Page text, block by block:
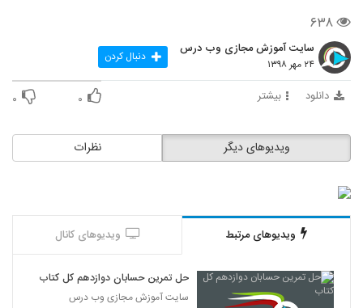
۶۳۸
سایت آموزش مجازی وب درس
۲۴ مهر ۱۳۹۸ دنبال کردن
دانلود بیشتر ۰ ۰
نظرات ویدیوهای دیگر
ویدیوهای مرتبط ویدیوهای کانال
حل تمرین حسابان دوازدهم کل کتاب
سایت آموزش مجازی وب درس